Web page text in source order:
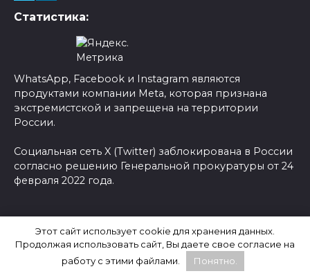
Статистика:
WhatsApp, Facebook и Instagram являются
продуктами компании Meta, которая признана
экстремистской и запрещена на территории
России.
Социальная сеть X (Twitter) заблокирована в России
согласно решению Генеральной прокуратуры от 24
февраля 2022 года.
Последние новости России
Этот сайт использует cookie для хранения данных.
Продолжая использовать сайт, Вы даете свое согласие на
работу с этими файлами.
Понятно.